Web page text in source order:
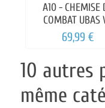
A10 - CHEMISE
COMBAT UBAS
FIGHTER
69,99 €
10 autres
même